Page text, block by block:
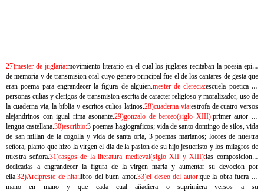
27)mester de juglaria:movimiento literario en el cual los juglares recitaban la poesia epica
de memoria y de transmision oral cuyo genero principal fue el de los cantares de gesta que
eran poema para engrandecer la figura de alguien.mester de clerecia:escuela poetica de
personas cultas y clerigos de transmision escrita de caracter religioso y moralizador, uso de
la cuaderna via, la biblia y escritos cultos latinos.28)cuaderna via:estrofa de cuatro versos
alejandrinos con igual rima asonante.29)gonzalo de berceo(siglo XIII):primer autor en
lengua castellana.30)escribio:3 poemas hagiograficos; vida de santo domingo de silos, vida
de san millan de la cogolla y vida de santa oria, 3 poemas marianos; loores de nuestra
señora, planto que hizo la virgen el dia de la pasion de su hijo jesucristo y los milagros de
nuestra señora.31)rasgos de la literatura medieval(siglo XII y XIII):las composiciones
dedicadas a engrandecer la figura de la virgen maria y aumentar su devocion por
ella.32)Arcipreste de hita:libro del buen amor.33)el deseo del autor:que la obra fuera de
mano en mano y que cada cual añadiera o suprimiera versos a su